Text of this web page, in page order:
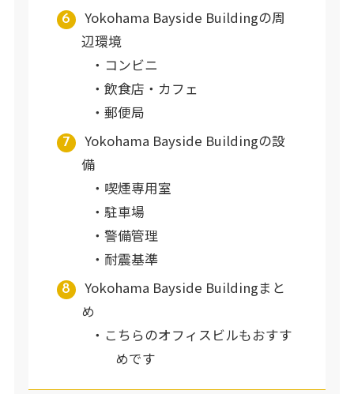
Yokohama Bayside Buildingの周
辺環境
コンビニ
飲食店・カフェ
郵便局
Yokohama Bayside Buildingの設
備
喫煙専用室
駐車場
警備管理
耐震基準
Yokohama Bayside Buildingまと
め
こちらのオフィスビルもおすす
めです